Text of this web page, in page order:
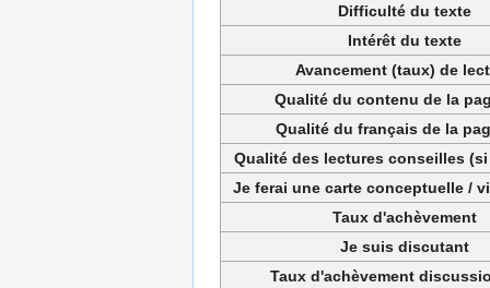
Difficulté du texte
Intérêt du texte
Avancement (taux) de
Qualité du contenu de la
Qualité du français de la
Qualité des lectures conseilles
Je ferai une carte conceptuelle /
Taux d'achèvement
Je suis discutant
Taux d'achèvement